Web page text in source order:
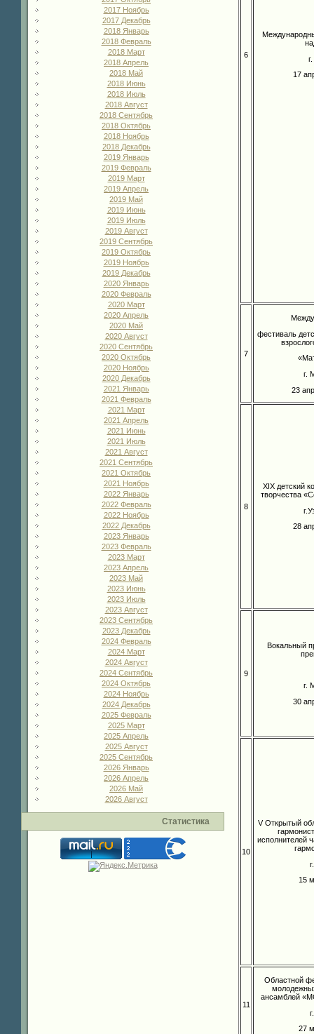
2017 Ноябрь
2017 Декабрь
2018 Январь
2018 Февраль
2018 Март
2018 Апрель
2018 Май
2018 Июнь
2018 Июль
2018 Август
2018 Сентябрь
2018 Октябрь
2018 Ноябрь
2018 Декабрь
2019 Январь
2019 Февраль
2019 Март
2019 Апрель
2019 Май
2019 Июнь
2019 Июль
2019 Август
2019 Сентябрь
2019 Октябрь
2019 Ноябрь
2019 Декабрь
2020 Январь
2020 Февраль
2020 Март
2020 Апрель
2020 Май
2020 Август
2020 Сентябрь
2020 Октябрь
2020 Ноябрь
2020 Декабрь
2021 Январь
2021 Февраль
2021 Март
2021 Апрель
2021 Июнь
2021 Июль
2021 Август
2021 Сентябрь
2021 Октябрь
2021 Ноябрь
2022 Январь
2022 Февраль
2022 Ноябрь
2022 Декабрь
2023 Январь
2023 Февраль
2023 Март
2023 Апрель
2023 Май
2023 Июнь
2023 Июль
2023 Август
2023 Сентябрь
2023 Декабрь
2024 Февраль
2024 Март
2024 Август
2024 Сентябрь
2024 Октябрь
2024 Ноябрь
2024 Декабрь
2025 Февраль
2025 Март
2025 Апрель
2025 Август
2025 Сентябрь
2026 Январь
2026 Апрель
2026 Май
2026 Август
Статистика
6
17
7
фестиваль
г.
23
8
XIX детский
творчества
28
9
Вокальный
г.
30
10
V Открытый
исполнителей
15
11
Областной
ансамблей
27